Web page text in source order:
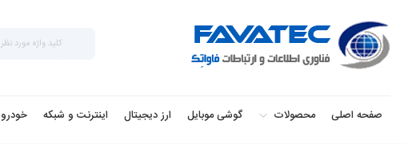
صفحه اصلی محصولات گوشی موبایل ارز دیجیتال اینترنت و شبکه خودرو